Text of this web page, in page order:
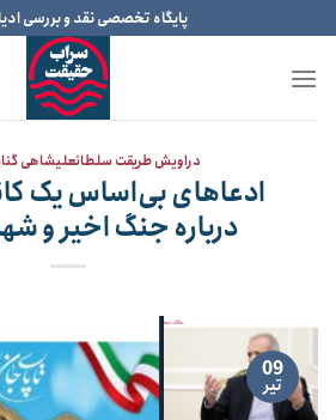
to
content
پایگاه تخصصی نقد و بررسی
دراویش طریقت سلطانعلیشاهی
ادعاهای بی‌اساس یک
درباره جنگ اخیر و
09
تیر